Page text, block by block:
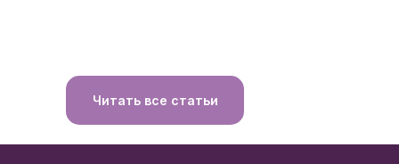
Читать все статьи